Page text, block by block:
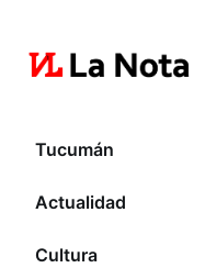
Tucumán
Actualidad
Cultura